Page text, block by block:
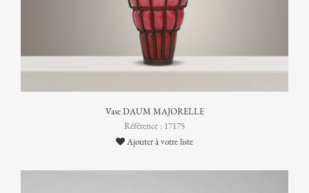
Vase DAUM MAJORELLE
Référence : 17175
Ajouter à votre liste